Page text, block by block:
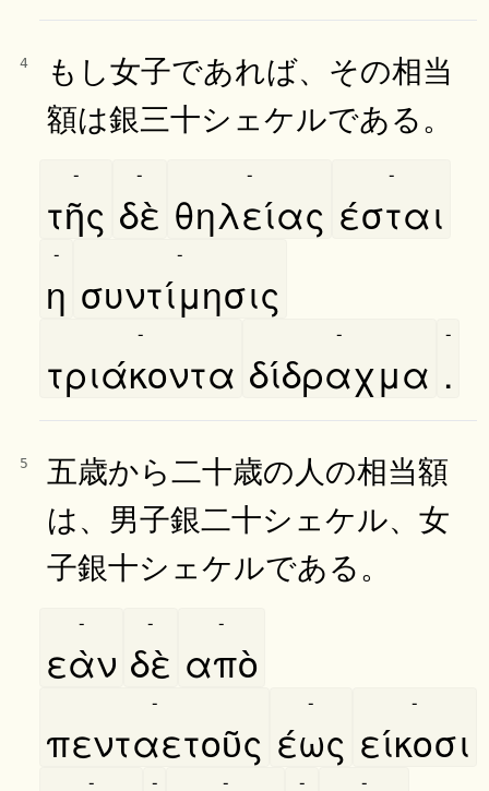
4
もし女子であれば、その相当
額は銀三十シェケルである。
τῆς
-
δὲ
-
θηλείας
-
έσται
-
η
-
συντίμησις
-
τριάκοντα
-
δίδραχμα
-
.
-
5
五歳から二十歳の人の相当額
は、男子銀二十シェケル、女
子銀十シェケルである。
εὰν
-
δὲ
-
απὸ
-
πενταετοῦς
-
έως
-
είκοσι
-
- - - - -